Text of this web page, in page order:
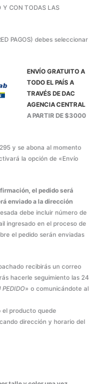
Y CON TODAS LAS
PAGOS) debes seleccionar
ENVÍO GRATUITO A
TODO EL PAÍS A
TRAVÉS DEDAC
AGENCIA CENTRAL
A PARTIR DE $3000
y se abona al momento
la opción de «Envío
el pedido será
enviado a la dirección
debe incluir número de
ingresado en el proceso de
el pedido serán enviadas
recibirás un correo
hacerle seguimiento las 24
PEDIDO» o comunicándote al
el producto quede
dirección y horario del